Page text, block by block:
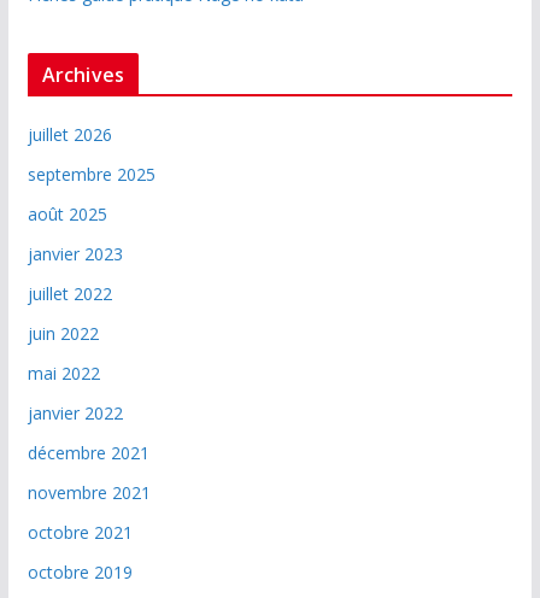
Archives
juillet 2026
septembre 2025
août 2025
janvier 2023
juillet 2022
juin 2022
mai 2022
janvier 2022
décembre 2021
novembre 2021
octobre 2021
octobre 2019